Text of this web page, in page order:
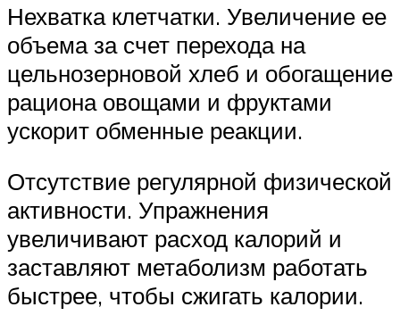
Нехватка клетчатки. Увеличение ее
объема за счет перехода на
цельнозерновой хлеб и обогащение
рациона овощами и фруктами
ускорит обменные реакции.
Отсутствие регулярной физической
активности. Упражнения
увеличивают расход калорий и
заставляют метаболизм работать
быстрее, чтобы сжигать калории.